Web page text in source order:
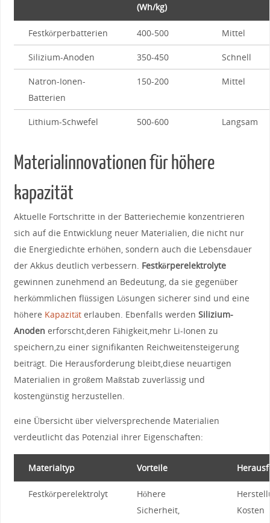
(Wh/kg)
Festkörperbatterien 400-500 Mittel
Silizium-Anoden 350-450 Schnell
Natron-Ionen-
Batterien
150-200 Mittel
Lithium-Schwefel 500-600 Langsam
Materialinnovationen​ für⁣ höhere⁣
kapazität
Aktuelle Fortschritte⁢ in der Batteriechemie ⁤konzentrieren
sich auf die Entwicklung neuer Materialien,⁤ die nicht ⁣nur
die Energiedichte​ erhöhen, sondern auch die Lebensdauer
⁣der Akkus deutlich ⁤verbessern.‌ Festkörperelektrolyte
gewinnen ⁢zunehmend an Bedeutung, da ‍sie gegenüber⁤
herkömmlichen flüssigen Lösungen sicherer ‍sind und eine
höhere Kapazität⁢erlauben. Ebenfalls werden Silizium-
Anoden erforscht,deren‌ Fähigkeit,mehr Li-Ionen zu⁤
speichern,zu einer signifikanten Reichweitensteigerung⁣
beiträgt. ⁤Die Herausforderung bleibt,diese neuartigen
Materialien in großem Maßstab zuverlässig und
kostengünstig herzustellen.
eine Übersicht über vielversprechende ​Materialien
verdeutlicht das ⁤Potenzial ihrer Eigenschaften:
Materialtyp Vorteile
Festkörperelektrolyt
Höhere‍
Sicherheit,
⁤Kosten